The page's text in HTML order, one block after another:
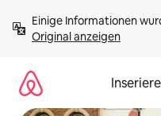
Inhalten
springenOriginal anzeigen